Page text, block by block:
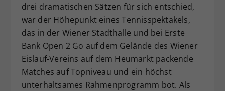
drei dramatischen Sätzen für sich entschied,
war der Höhepunkt eines Tennisspektakels,
das in der Wiener Stadthalle und bei Erste
Bank Open 2 Go auf dem Gelände des Wiener
Eislauf-Vereins auf dem Heumarkt packende
Matches auf Topniveau und ein höchst
unterhaltsames Rahmenprogramm bot. Als